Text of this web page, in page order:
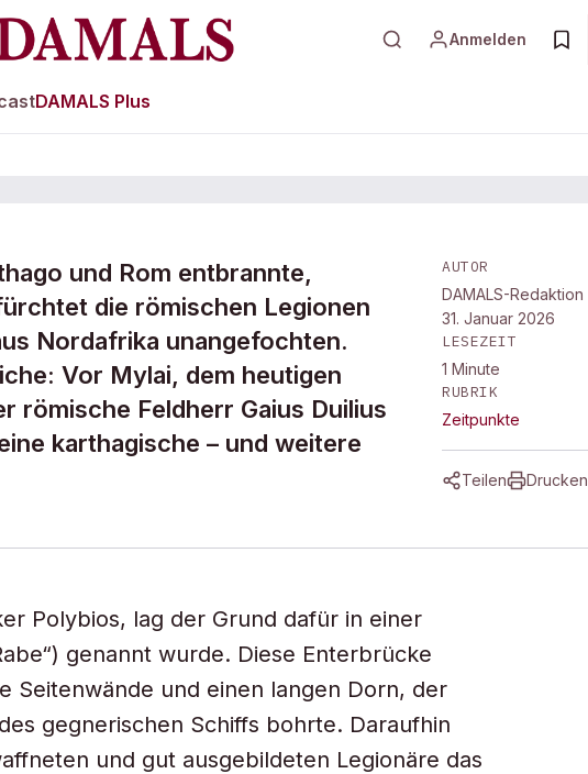
Anmelden
DAMALS Plus
und Rom entbrannte,
die römischen Legionen
Nordafrika unangefochten.
Vor Mylai, dem heutigen
römische Feldherr Gaius Duilius
karthagische – und weitere
AUTOR
DAMALS-Redaktion
31. Januar 2026
LESEZEIT
1 Minute
RUBRIK
Zeitpunkte
Teilen Drucken
Polybios, lag der Grund dafür in einer
genannt wurde. Diese Enterbrücke
Seitenwände und einen langen Dorn, der
gegnerischen Schiffs bohrte. Daraufhin
und gut ausgebildeten Legionäre das